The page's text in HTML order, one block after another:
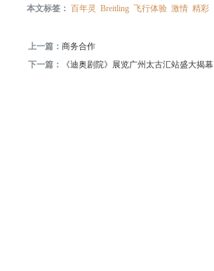
本文标签：百年灵 Breitling 飞行体验 激情 精彩
上一篇：商务合作
下一篇：
《迪奥剧院》展览广州太古汇站盛大揭幕